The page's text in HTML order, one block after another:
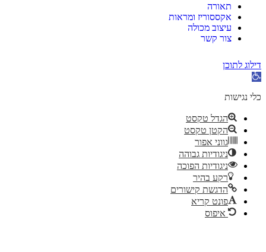
תאורה
אקססוריז ומראות
עיצוב מכולה
צור קשר
דילוג לתוכן
פתח
נגישות
כלי נגישות
הגדל טקסט
הקטן טקסט
גווני אפור
ניגודיות גבוהה
ניגודיות הפוכה
רקע בהיר
הדגשת קישורים
פונט קריא
איפוס